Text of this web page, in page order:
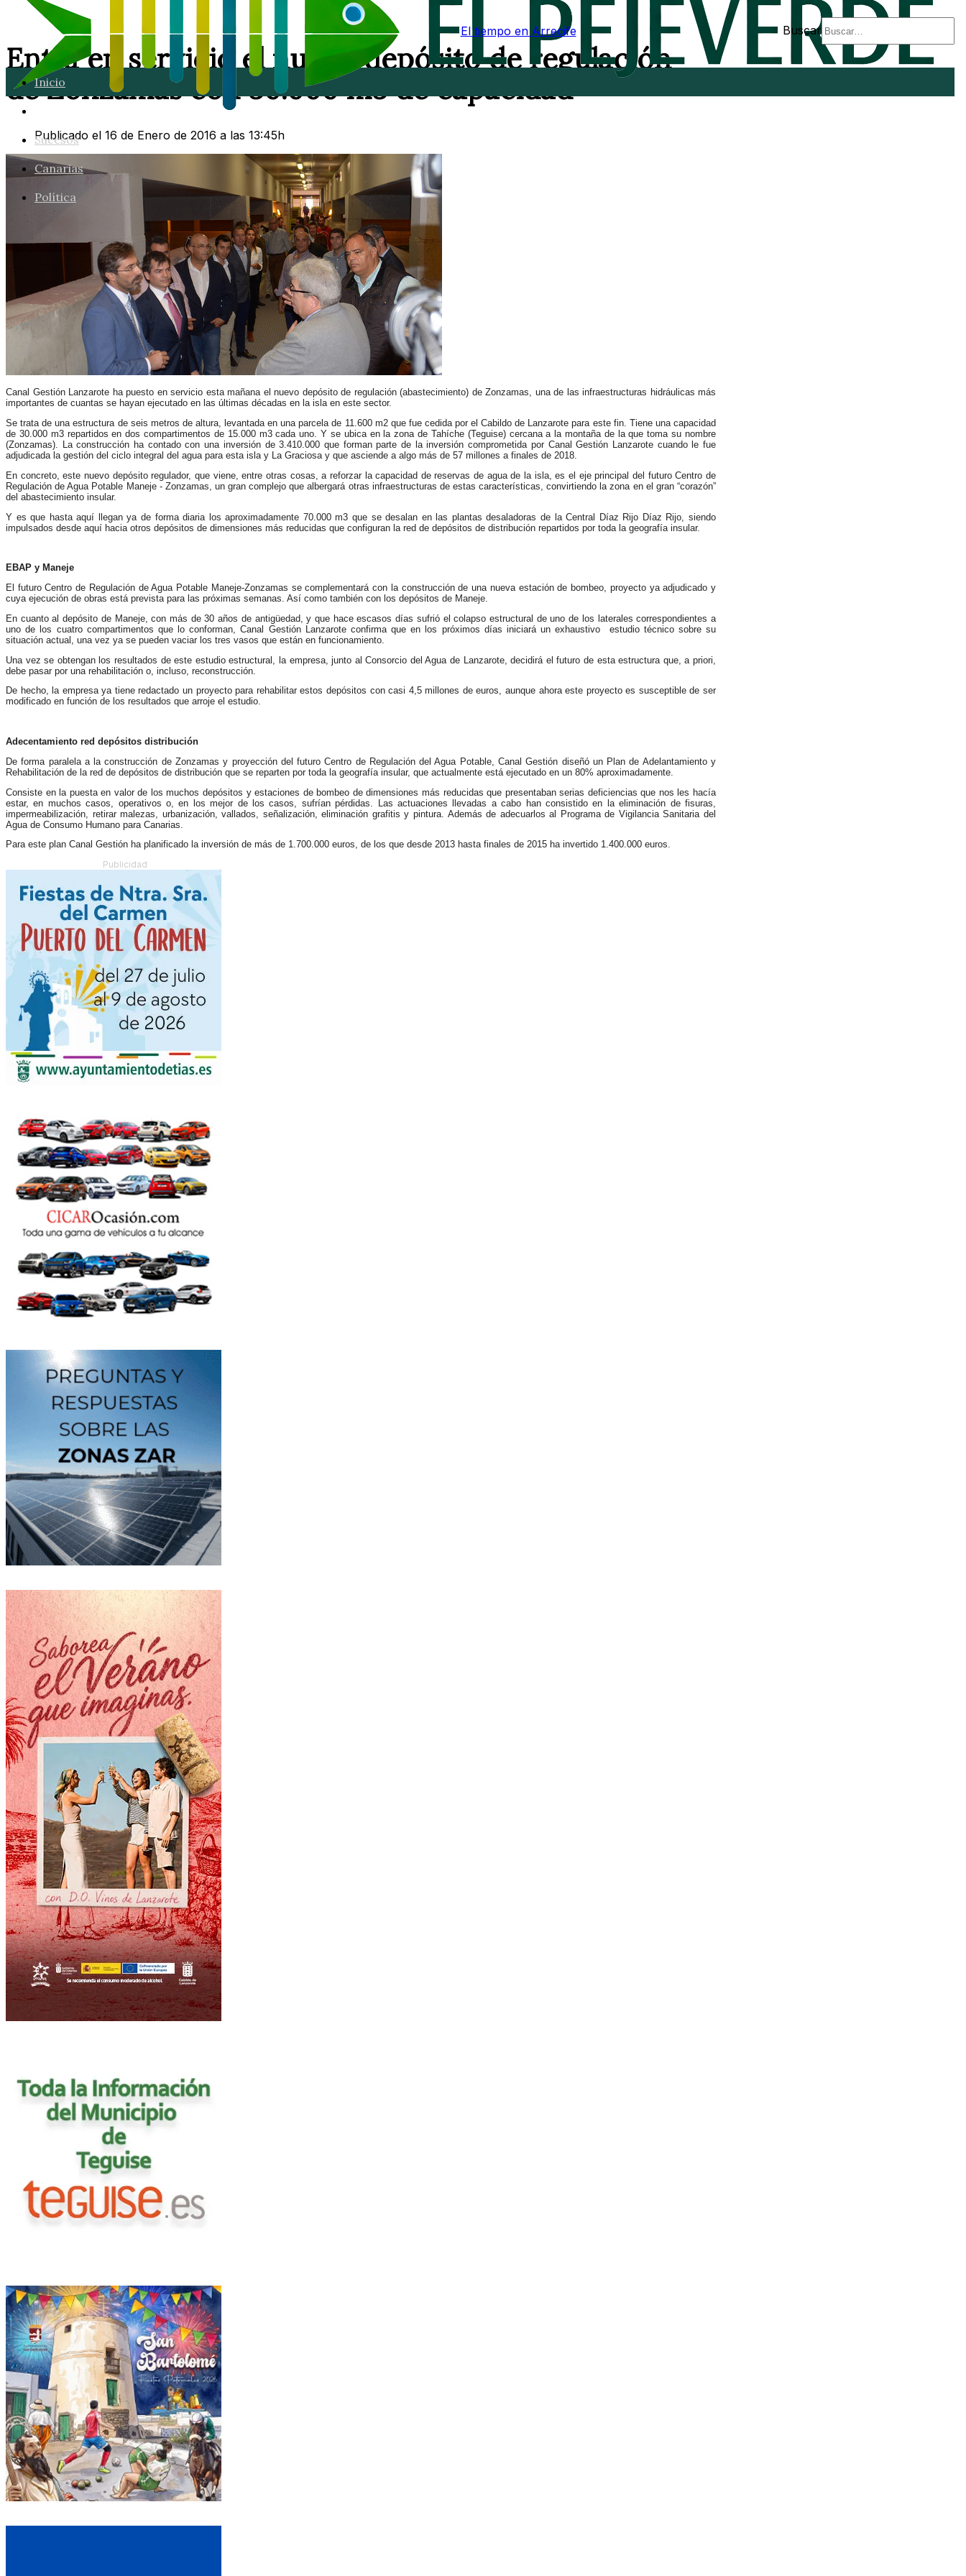
El tiempo en Arrecife Buscar
Inicio
Sucesos
Canarias
Política
Entra en servicio el nuevo depósito de regulación
de Zonzamas con 30.000 m3 de capacidad
Publicado el 16 de Enero de 2016 a las 13:45h
Canal Gestión Lanzarote ha puesto en servicio esta mañana el nuevo depósito de regulación (abastecimiento) de Zonzamas, una de las infraestructuras hidráulicas más
importantes de cuantas se hayan ejecutado en las últimas décadas en la isla en este sector.
Se trata de una estructura de seis metros de altura, levantada en una parcela de 11.600 m2 que fue cedida por el Cabildo de Lanzarote para este fin. Tiene una capacidad
de 30.000 m3 repartidos en dos compartimentos de 15.000 m3 cada uno. Y se ubica en la zona de Tahíche (Teguise) cercana a la montaña de la que toma su nombre
(Zonzamas). La construcción ha contado con una inversión de 3.410.000 que forman parte de la inversión comprometida por Canal Gestión Lanzarote cuando le fue
adjudicada la gestión del ciclo integral del agua para esta isla y La Graciosa y que asciende a algo más de 57 millones a finales de 2018.
En concreto, este nuevo depósito regulador, que viene, entre otras cosas, a reforzar la capacidad de reservas de agua de la isla, es el eje principal del futuro Centro de
Regulación de Agua Potable Maneje - Zonzamas, un gran complejo que albergará otras infraestructuras de estas características, convirtiendo la zona en el gran “corazón”
del abastecimiento insular.
Y es que hasta aquí llegan ya de forma diaria los aproximadamente 70.000 m3 que se desalan en las plantas desaladoras de la Central Díaz Rijo Díaz Rijo, siendo
impulsados desde aquí hacia otros depósitos de dimensiones más reducidas que configuran la red de depósitos de distribución repartidos por toda la geografía insular.
EBAP y Maneje
El futuro Centro de Regulación de Agua Potable Maneje-Zonzamas se complementará con la construcción de una nueva estación de bombeo, proyecto ya adjudicado y
cuya ejecución de obras está prevista para las próximas semanas. Así como también con los depósitos de Maneje.
En cuanto al depósito de Maneje, con más de 30 años de antigüedad, y que hace escasos días sufrió el colapso estructural de uno de los laterales correspondientes a
uno de los cuatro compartimentos que lo conforman, Canal Gestión Lanzarote confirma que en los próximos días iniciará un exhaustivo estudio técnico sobre su
situación actual, una vez ya se pueden vaciar los tres vasos que están en funcionamiento.
Una vez se obtengan los resultados de este estudio estructural, la empresa, junto al Consorcio del Agua de Lanzarote, decidirá el futuro de esta estructura que, a priori,
debe pasar por una rehabilitación o, incluso, reconstrucción.
De hecho, la empresa ya tiene redactado un proyecto para rehabilitar estos depósitos con casi 4,5 millones de euros, aunque ahora este proyecto es susceptible de ser
modificado en función de los resultados que arroje el estudio.
Adecentamiento red depósitos distribución
De forma paralela a la construcción de Zonzamas y proyección del futuro Centro de Regulación del Agua Potable, Canal Gestión diseñó un Plan de Adelantamiento y
Rehabilitación de la red de depósitos de distribución que se reparten por toda la geografía insular, que actualmente está ejecutado en un 80% aproximadamente.
Consiste en la puesta en valor de los muchos depósitos y estaciones de bombeo de dimensiones más reducidas que presentaban serias deficiencias que nos les hacía
estar, en muchos casos, operativos o, en los mejor de los casos, sufrían pérdidas. Las actuaciones llevadas a cabo han consistido en la eliminación de fisuras,
impermeabilización, retirar malezas, urbanización, vallados, señalización, eliminación grafitis y pintura. Además de adecuarlos al Programa de Vigilancia Sanitaria del
Agua de Consumo Humano para Canarias.
Para este plan Canal Gestión ha planificado la inversión de más de 1.700.000 euros, de los que desde 2013 hasta finales de 2015 ha invertido 1.400.000 euros.
Publicidad